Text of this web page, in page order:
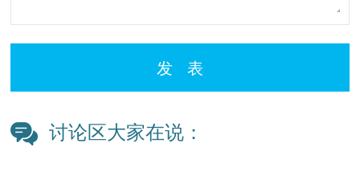
发 表
讨论区大家在说：